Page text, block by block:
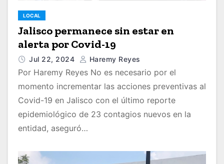
LOCAL
Jalisco permanece sin estar en
alerta por Covid-19
Jul 22, 2024 Haremy Reyes
Por Haremy Reyes No es necesario por el
momento incrementar las acciones preventivas al
Covid-19 en Jalisco con el último reporte
epidemiológico de 23 contagios nuevos en la
entidad, aseguró…